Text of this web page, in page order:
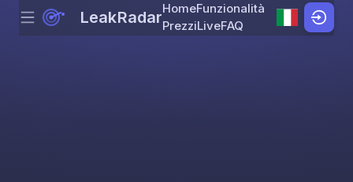
Skip to content
Menu LeakRadarHomeFunzionalità
PrezziLiveFAQ